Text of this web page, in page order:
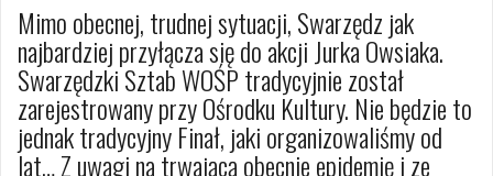
Mimo obecnej, trudnej sytuacji, Swarzędz jak
najbardziej przyłącza się do akcji Jurka Owsiaka.
Swarzędzki Sztab WOŚP tradycyjnie został
zarejestrowany przy Ośrodku Kultury. Nie będzie to
jednak tradycyjny Finał, jaki organizowaliśmy od
lat… Z uwagi na trwającą obecnie epidemię i ze